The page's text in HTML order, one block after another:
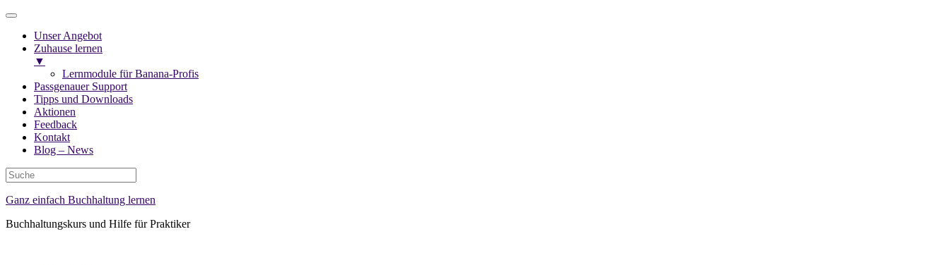
Unser Angebot
Zuhause lernen
▼
Lernmodule für Banana-Profis
Passgenauer Support
Tipps und Downloads
Aktionen
Feedback
Kontakt
Blog – News
Ganz einfach Buchhaltung lernen
Buchhaltungskurs und Hilfe für Praktiker